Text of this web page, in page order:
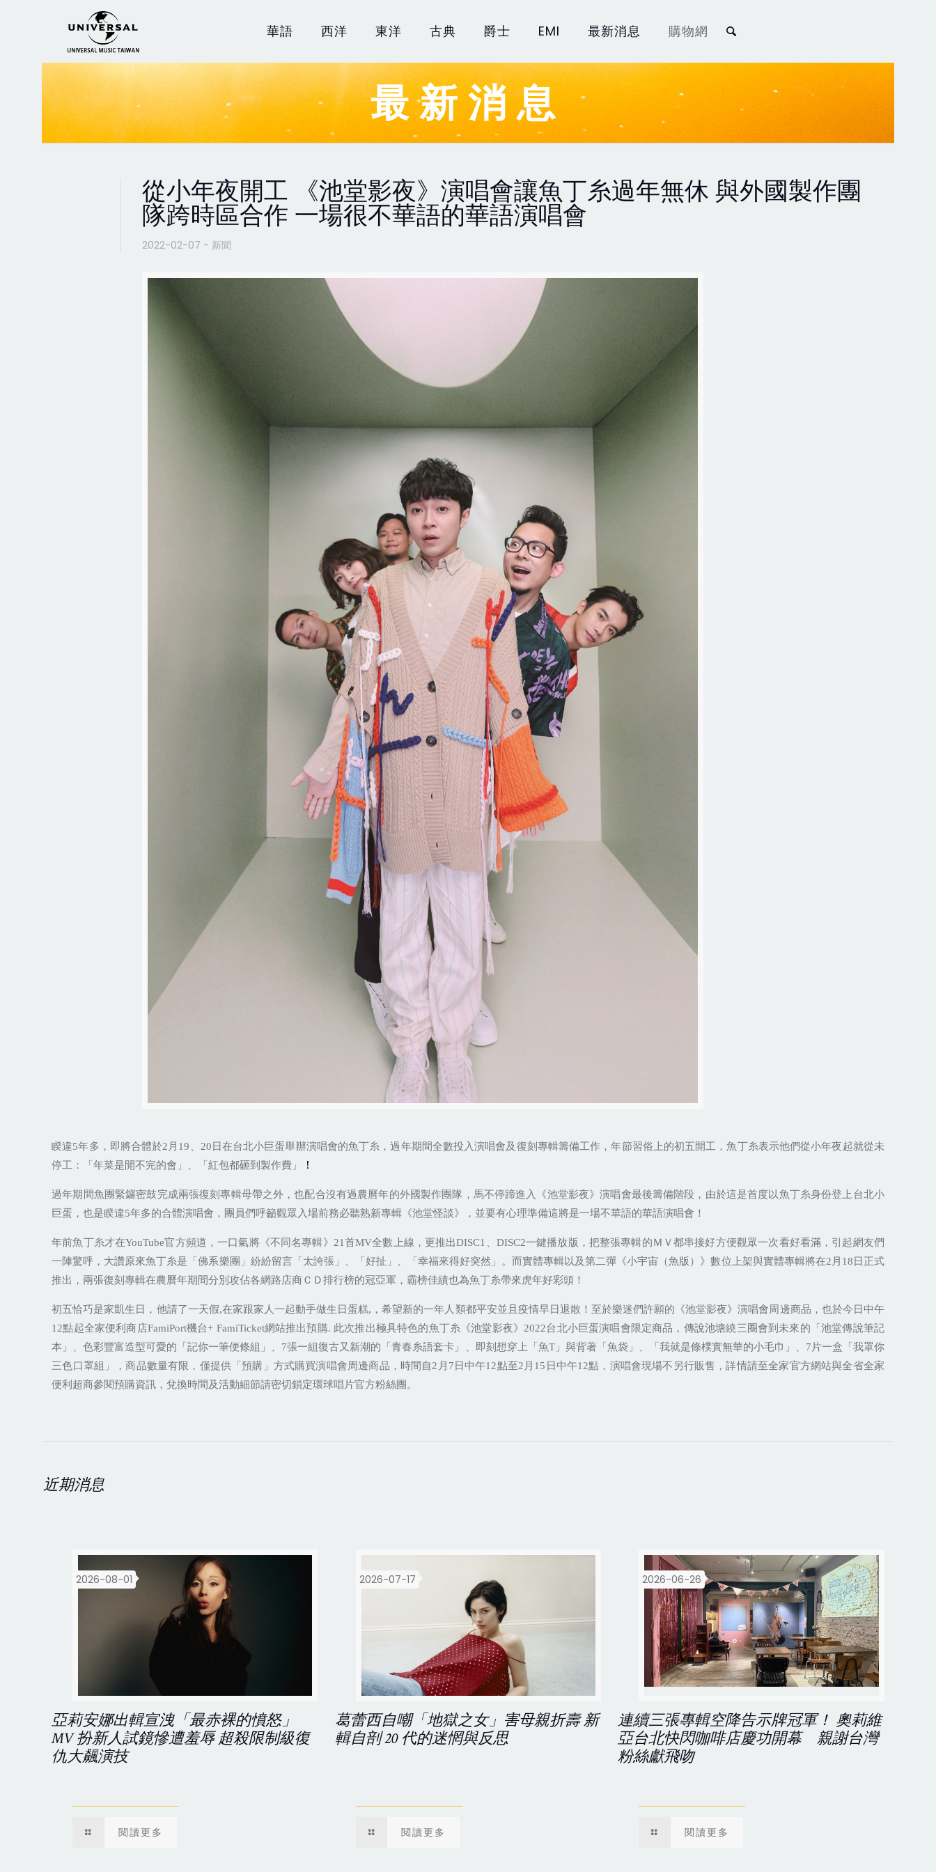
華語 西洋 東洋 古典 爵士 EMI 最新消息 購物網
最新消息
從小年夜開工 《池堂影夜》演唱會讓魚丁糸過年無休 與外國製作團
隊跨時區合作 一場很不華語的華語演唱會
2022-02-07 - 新聞
睽違5年多，即將合體於2 月 19 20日在台北小巨蛋舉辦演唱會的魚丁糸，過年期間全數投入演唱會及復刻專輯籌備工作，年節習俗上的初五開工，魚丁糸表示他們從小年夜起就從未
停工：「年菜是開不完的會」、「紅包都砸到製作費」
！
過年期間魚團緊鑼密鼓完成兩張復刻專輯母帶之外，也配合沒有過農曆年的外國製作團隊，馬不停蹄進入《池堂影夜》演唱會最後籌備階段，由於這是首度以魚丁糸身份登上台北小
巨蛋，也是睽違5年多的合體演唱會，團員們呼籲觀眾入場前務必聽熟新專輯《池堂怪談》，並要有心理準備這將是一場不華語的華語演唱會！
年前魚丁糸才在YouTube官方頻道，一口氣將《不同名專輯》 21首MV全數上線，更推出DISC1 DISC2一鍵播放版，把整張專輯的ＭＶ都串接好方便觀眾一次看好看滿，引起網友們
一陣驚呼，大讚原來魚丁糸是「佛系樂團」紛紛留言「太誇張」、「好扯」、「幸福來得好突然」。而實體專輯以及第二彈《小宇宙（魚版）》數位上架與實體專輯將在2 月 18日正式
推出，兩張復刻專輯在農曆年期間分別攻佔各網路店商ＣＤ排行榜的冠亞軍，霸榜佳績也為魚丁糸帶來虎年好彩頭！
初五恰巧是家凱生日，他請了一天假,在家跟家人一起動手做生日蛋糕, ，希望新的一年人類都平安並且疫情早日退散！至於樂迷們許願的《池堂影夜》演唱會周邊商品，也於今日中午
12點起全家便利商店FamiPort機台+ FamiTicket網站推出預購. 此次推出極具特色的魚丁糸《池堂影夜》 2022台北小巨蛋演唱會限定商品，傳說池塘繞三圈會到未來的「池堂傳說筆記
本」、色彩豐富造型可愛的「記你一筆便條組」、 7張一組復古又新潮的「青春糸語套卡」、即刻想穿上「魚T」與背著「魚袋」、「我就是條樸實無華的小毛巾」、 7 片一盒「我罩你
三色口罩組」，商品數量有限，僅提供「預購」方式購買演唱會周邊商品，時間自2 月 7日中午12點至2 月 15 日中午12點，演唱會現場不另行販售，詳情請至全家官方網站與全省全家
便利超商參閱預購資訊，兌換時間及活動細節請密切鎖定環球唱片官方粉絲團。
近期消息
2026-08-01
亞莉安娜出輯宣洩「最赤裸的憤怒」
MV 扮新人試鏡慘遭羞辱 超殺限制級復
仇大飆演技
閱讀更多
2026-07-17
葛蕾西自嘲「地獄之女」害母親折壽 新
輯自剖 20 代的迷惘與反思
閱讀更多
2026-06-26
連續三張專輯空降告示牌冠軍！ 奧莉維
亞台北快閃咖啡店慶功開幕 親謝台灣
粉絲獻飛吻
閱讀更多